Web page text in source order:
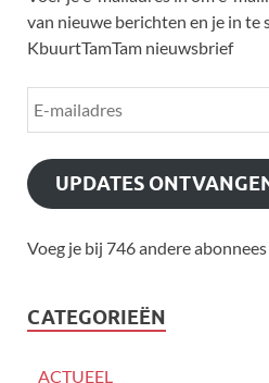
van nieuwe berichten en je in te
KbuurtTamTam nieuwsbrief
UPDATES
Voeg je bij 746 andere abonnees
CATEGORIEËN
ACTUEEL